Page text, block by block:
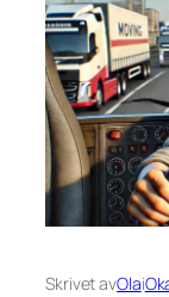
Skrivet avOlai